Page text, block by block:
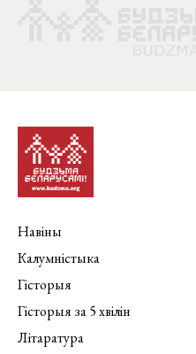
Навіны
Калумністыка
Гісторыя
Гісторыя за 5 хвілін
Літаратура